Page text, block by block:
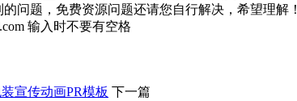
问题，免费资源问题还请您自行解决，希望理解！
输入时不要有空格
宣传动画PR模板 下一篇